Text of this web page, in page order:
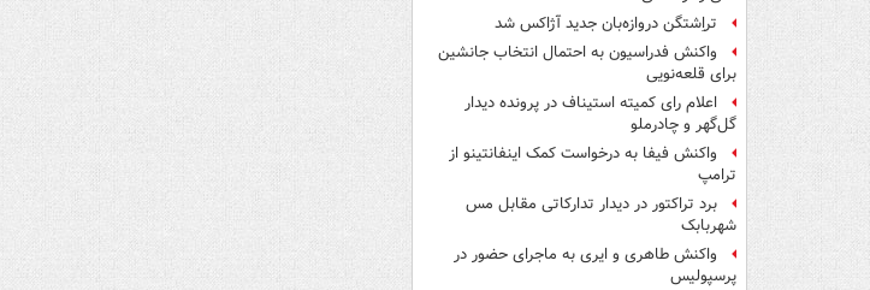
تراِشتگن دروازه‌بان جدید آژاکس شد
واکنش فدراسیون به احتمال انتخاب جانشین
برای قلعه‌نویی
اعلام رای کمیته استیناف در پرونده دیدار
گل‌گهر و چادرملو
واکنش فیفا به درخواست کمک اینفانتینو از
ترامپ
برد تراکتور در دیدار تدارکاتی مقابل مس
شهربابک
واکنش طاهری و ایری به ماجرای حضور در
پرسپولیس